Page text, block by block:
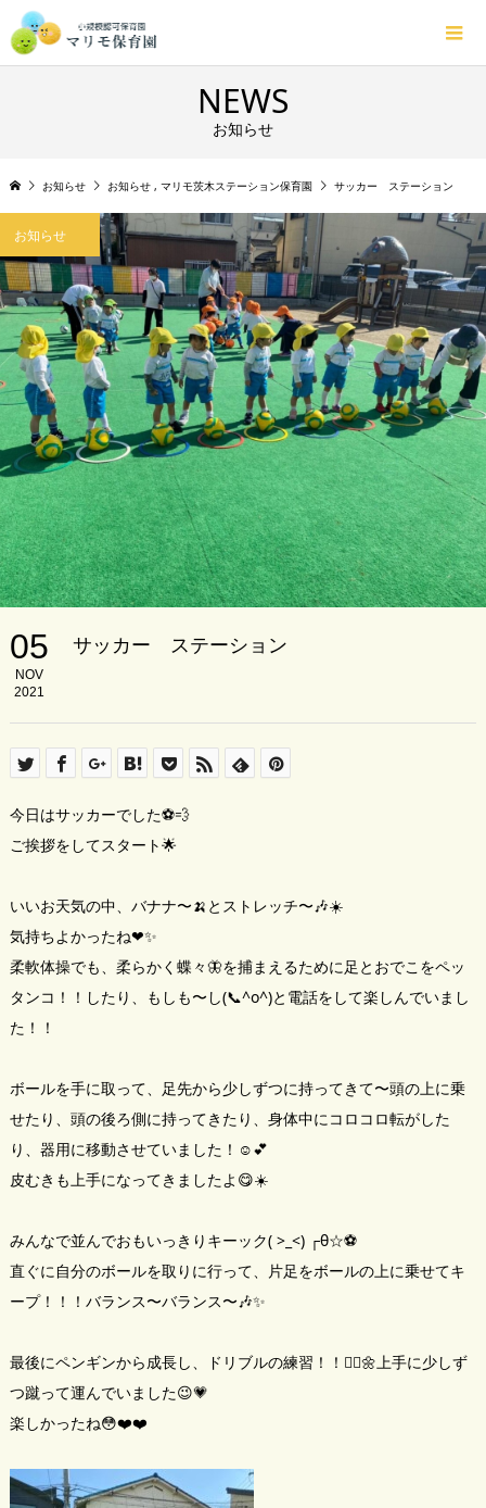
NEWS
お知らせ
お知らせ お知らせ , マリモ茨木ステーション保育園 サッカー ステーション
お知らせ
05
NOV
2021
サッカー ステーション
今日はサッカーでした⚽️💨
ご挨拶をしてスタート🌟
いいお天気の中、バナナ〜‪🍌とストレッチ〜🎶☀️
気持ちよかったね❤✨
柔軟体操でも、柔らかく蝶々🦋を捕まえるために足とおでこをペッ
タンコ！！したり、もしも〜し(📞^o^)と電話をして楽しんでいまし
た！！
ボールを手に取って、足先から少しずつに持ってきて〜頭の上に乗
せたり、頭の後ろ側に持ってきたり、身体中にコロコロ転がした
り、器用に移動させていました！☺️💕
皮むきも上手になってきましたよ😋☀️
みんなで並んでおもいっきりキーック( >_<) ┌θ☆⚽️
直ぐに自分のボールを取りに行って、片足をボールの上に乗せてキ
ープ！！！バランス〜バランス〜🎶✨
最後にペンギンから成長し、ドリブルの練習！！🙆‍♀️🌼上手に少しず
つ蹴って運んでいました😉💗
楽しかったね😳❤️❤️